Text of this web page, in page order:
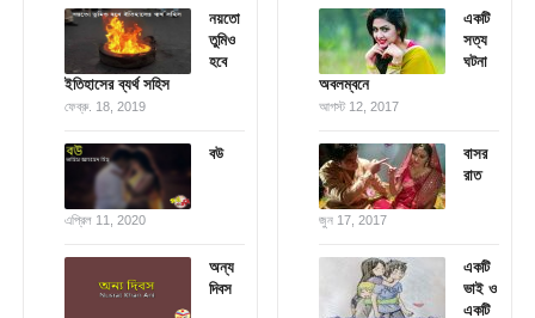
নয়তো
তুমিও
হবে
ইতিহাসের ব্যর্থ সহিস
ফেব্রু. 18, 2019
বউ
এপ্রিল 11, 2020
অন্য
দিবস
একটি
সত্য
ঘটনা
অবলম্বনে
আগস্ট 12, 2017
বাসর
রাত
জুন 17, 2017
একটি
ভাই ও
একটি